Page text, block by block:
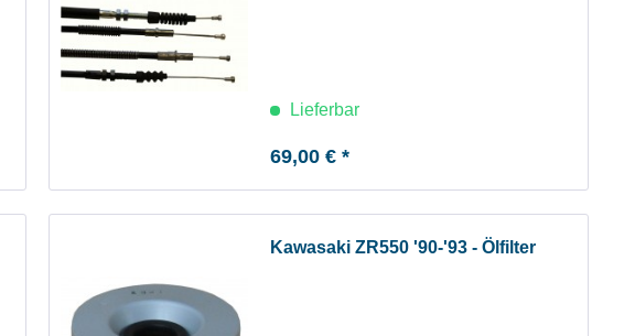
Lieferbar
69,00 € *
Kawasaki ZR550 '90-'93 - Ölfilter